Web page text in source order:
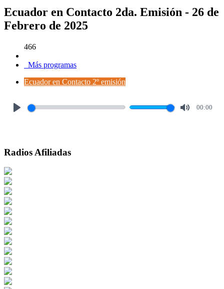
Ecuador en Contacto 2da. Emisión - 26 de
Febrero de 2025
466
Más programas
Ecuador en Contacto 2º emisión
00:00
Radios Afiliadas